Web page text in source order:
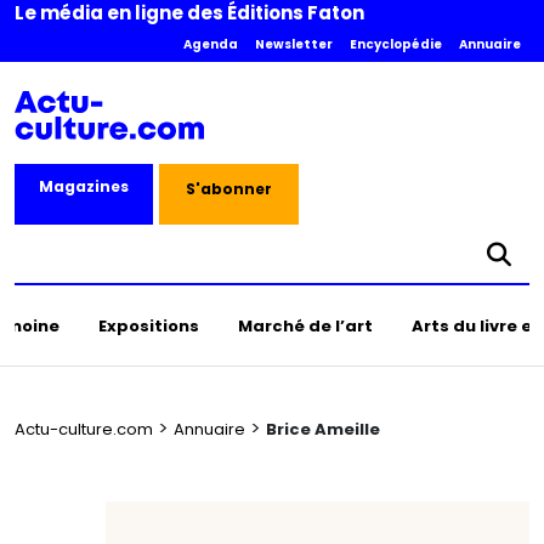
Le média en ligne des Éditions Faton
Agenda Newsletter Encyclopédie Annuaire
Magazines S'abonner
Expositions Marché de l’art Arts du livre
Actu-culture.com > Annuaire > Brice Ameille